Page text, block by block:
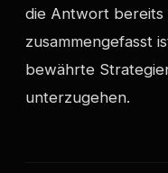
die Antwort bereits
zusammengefasst
bewährte
unterzugehen.